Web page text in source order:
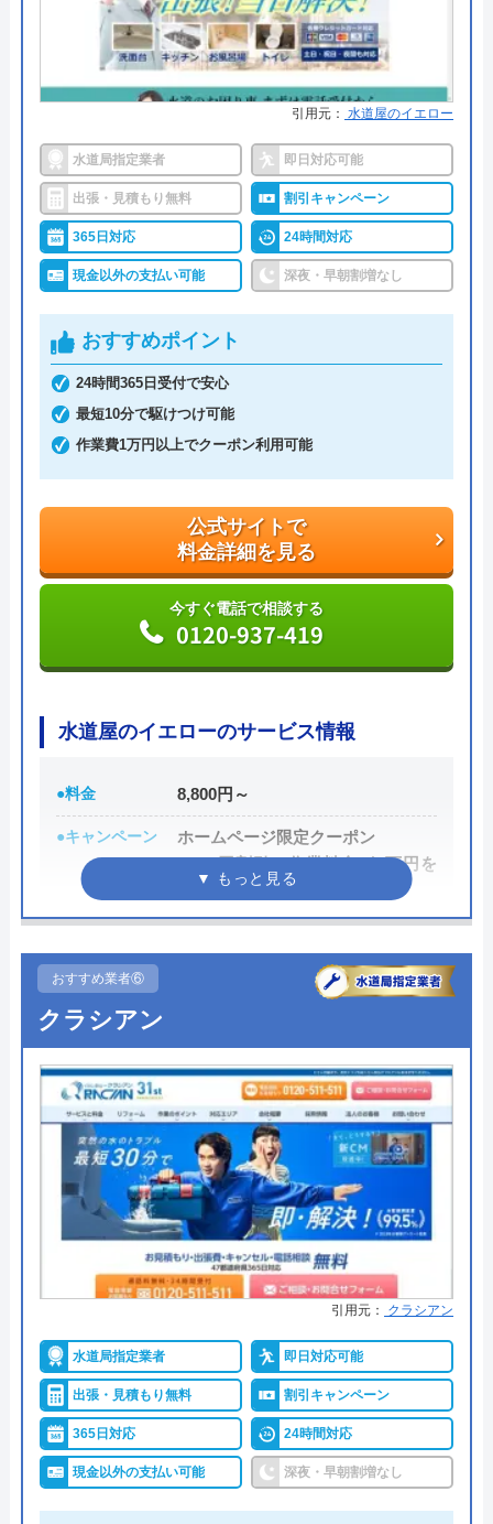
PL保険加入
詳細は公式HPでご確認ください
街角水道工事相談所がおすすめの理由
街角水道工事相談所は全国に対応しているトイレ修
理業者です。給水装置工事主任技術者の資格を保有
したスタッフが最短30分で駆けつけてくれ、しっか
りと修理を行なってくれます。
明瞭会計であるため、工事前の見積もり金額から増
5,800円～から対応してくれます。
支払い方法は現金以外にも銀行振込・クレジットカ
ード・コンビニ決済から選べるため緊急トラブル時
でも安心です。
いかがでしょうか。
公式サイトで
料金詳細を見る
今すぐ電話で相談する
街角水道工事相談所の基本情報
運営会社 トラベルブック株式会社
代表者
所在地
対応エリア
引用元： 水道屋のイエロー
水道局指定業者 即日対応可能
出張・見積もり無料 割引キャンペーン
365日対応 24時間対応
現金以外の支払い可能 深夜・早朝割増なし
おすすめポイント
24時間365日受付で安心
最短10分で駆けつけ可能
作業費1万円以上でクーポン利用可能
公式サイトで
料金詳細を見る
今すぐ電話で相談する
0120-937-419
水道屋のイエローのサービス情報
●料金 8,800円～
●キャンペーン
ホームページ限定クーポン
1,000円割引（作業料金が1万円を
超えた場合）
●受付時間
●定休日
●出張見積もり ―
●支払い方法
クレジットカード銀行振込（社員
対応時）
●累計実績 累計実績36万件
●保証・保険 ―
詳細は公式HPでご確認ください
水道屋のイエローは、水のトラブルを24時間365日
体制で受けつけています。現場に一番近いスタッフ
を手配するので、早ければわずか10分～20分で駆け
つけてくれます。累計36万件を突破する実績がある
ので、安心して依頼できるでしょう。
おすすめ業者⑥
クラシアン
引用元： クラシアン
水道局指定業者 即日対応可能
出張・見積もり無料 割引キャンペーン
365日対応 24時間対応
現金以外の支払い可能 深夜・早朝割増なし